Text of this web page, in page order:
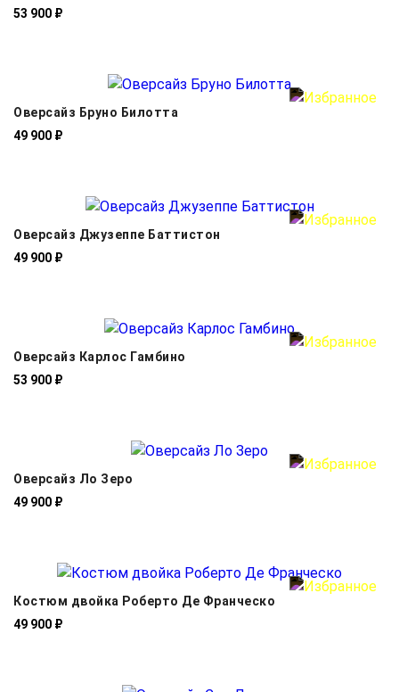
53 900 ₽
Оверсайз Бруно Билотта
49 900 ₽
Оверсайз Джузеппе Баттистон
49 900 ₽
Оверсайз Карлос Гамбино
53 900 ₽
Оверсайз Ло Зеро
49 900 ₽
Костюм двойка Роберто Де Франческо
49 900 ₽